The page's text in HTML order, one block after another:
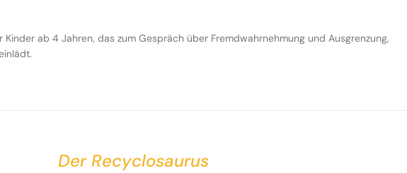
ab 4 Jahren, das zum Gespräch über Fremdwahrnehmung und Ausgrenzung,
Der Recyclosaurus